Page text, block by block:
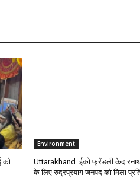
को
Environment
Uttarakhand. ईको फ्रेंडली केदारनाथ
के लिए रुद्रप्रयाग जनपद को मिला